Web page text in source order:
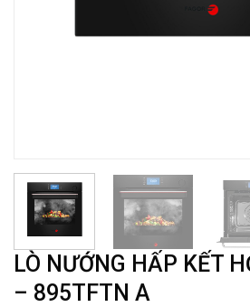
LÒ NƯỚNG HẤP KẾT
– 895TFTN A